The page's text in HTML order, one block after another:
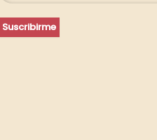
portabilidad de sus datos y la
divergencias, puede presentar una
Suscribirme